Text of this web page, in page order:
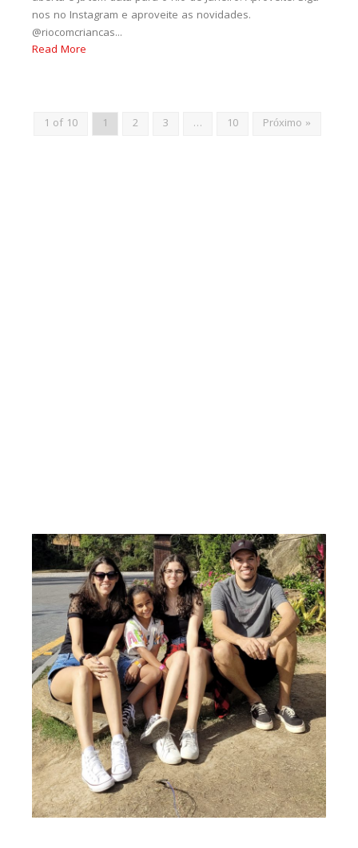
nos no Instagram e aproveite as novidades.
@riocomcriancas...
Read More
1 of 10 1 2 3 … 10 Próximo »